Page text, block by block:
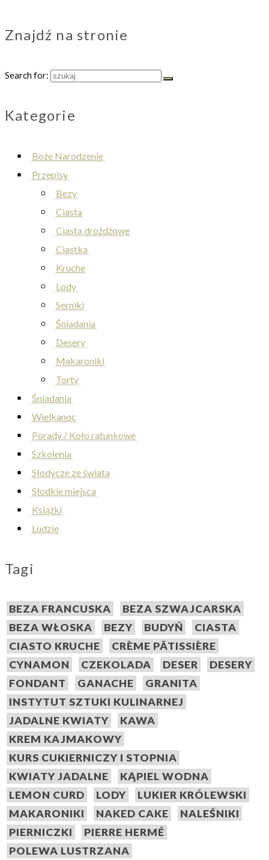
Znajdź na stronie
Search for:
Kategorie
Boże Narodzenie
Przepisy
Bezy
Ciasta
Ciasta drożdżowe
Ciastka
Kruche
Lody
Serniki
Śniadania
Desery
Makaroniki
Torty
Śniadania
Wielkanoc
Porady / Koło ratunkowe
Szkolenia
Słodycze ze świata
Słodkie miejsca
Książki
Ludzie
Tagi
BEZA FRANCUSKA
BEZA SZWAJCARSKA
BEZA WŁOSKA
BEZY BUDYŃ
CIASTA
CIASTO KRUCHE
CRÈME PÂTISSIÈRE
CYNAMON
CZEKOLADA DESER
DESERY
FONDANT
GANACHE
GRANITA
INSTYTUT SZTUKI KULINARNEJ
JADALNE KWIATY
KAWA
KREM KAJMAKOWY
KURS CUKIERNICZY I STOPNIA
KWIATY JADALNE
KĄPIEL WODNA
LEMON CURD
LODY
LUKIER KRÓLEWSKI
MAKARONIKI
NAKED CAKE
NALEŚNIKI
PIERNICZKI
PIERRE HERMÉ
POLEWA LUSTRZANA